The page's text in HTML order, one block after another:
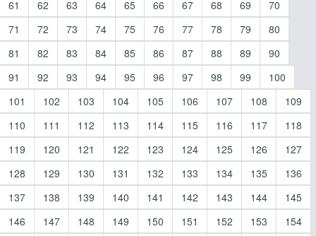
61
62 63 64 65 66 67 68 69
70
71
72 73 74 75 76 77 78 79
80
81
82 83 84 85 86 87 88 89
90
91
92 93 94 95 96 97 98 99
100
101
102 103 104 105 106 107 108
109
110
111 112 113 114 115 116 117
118
119
120 121 122 123 124 125 126
127
128
129 130 131 132 133 134 135
136
137
138 139 140 141 142 143 144
145
146
147 148 149 150 151 152 153
154